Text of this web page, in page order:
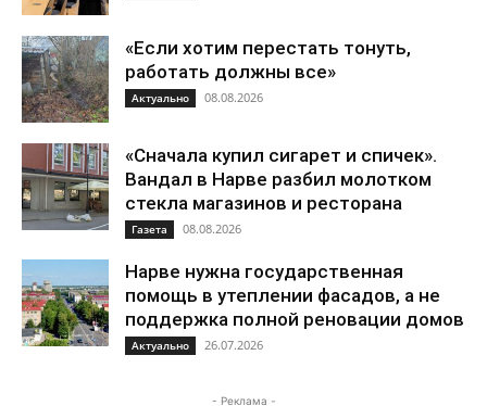
«Если хотим перестать тонуть,
работать должны все»
Актуально 08.08.2026
«Сначала купил сигарет и спичек».
Вандал в Нарве разбил молотком
стекла магазинов и ресторана
Газета 08.08.2026
Нарве нужна государственная
помощь в утеплении фасадов, а не
поддержка полной реновации домов
Актуально 26.07.2026
- Реклама -